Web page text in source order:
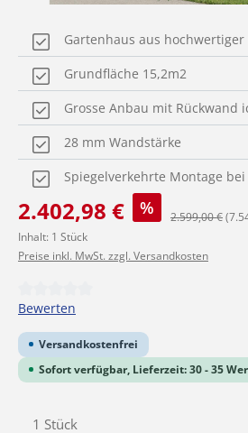
Gartenhaus aus
Grundfläche 15,2m2
Grosse Anbau mit Rückwand
28 mm Wandstärke
Spiegelverkehrte Montage
Verkaufspreis:
2.402,98 € % Regulärer
2.599,00 €
Inhalt: 1 Stück
Preise inkl. MwSt. zzgl. Versandkosten
Durchschnittliche Bewertung von 0
Bewerten
Versandkostenfrei
Sofort verfügbar, Lieferzeit: 30 - 35
Produkt Anzahl: Gib den